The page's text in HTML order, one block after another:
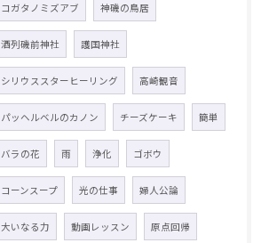
コガタノミズアブ 神磯の鳥居
酒列磯前神社 護国神社
シリウススターヒーリング 高崎観音
パッヘルベルのカノン チーズケーキ 簡単
バラの花 雨 浄化 ゴボウ
コーンスープ 光の仕事 婦人公論
大いなる力 動画レッスン 原点回帰